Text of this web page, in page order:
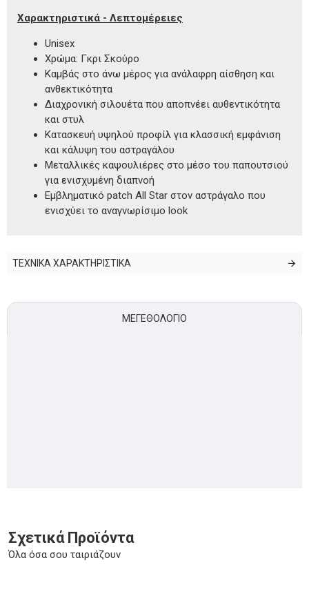
Χαρακτηριστικά - Λεπτομέρειες
Unisex
Χρώμα: Γκρι Σκούρο
Καμβάς στο άνω μέρος για ανάλαφρη αίσθηση και
ανθεκτικότητα
Διαχρονική σιλουέτα που αποπνέει αυθεντικότητα
και στυλ
Κατασκευή υψηλού προφίλ για κλασσική εμφάνιση
και κάλυψη του αστραγάλου
Μεταλλικές καψουλιέρες στο μέσο του παπουτσιού
για ενισχυμένη διαπνοή
Εμβληματικό patch All Star στον αστράγαλο που
ενισχύει το αναγνωρίσιμο look
ΤΕΧΝΙΚΑ ΧΑΡΑΚΤΗΡΙΣΤΙΚΑ
ΜΕΓΕΘΟΛΌΓΙΟ
Σχετικά Προϊόντα
Όλα όσα σου ταιριάζουν